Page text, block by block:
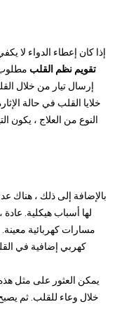
إذا كان إعطاء الدواء لا
تقويم نظم القلب مطلوب
إرسال تيار من خلال
خلايا القلب في حالة
النوع من العلاج ، يكون
بالإضافة إلى ذلك ، هناك
لها أسباب هيكلية.
مسارات كهربائية
كهربي إضافية في
يمكن العثور على مثل
خلال وعاء للقلب. ثم